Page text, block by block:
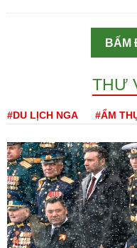
BẤM
THƯ
#DU LỊCH NGA #ẨM